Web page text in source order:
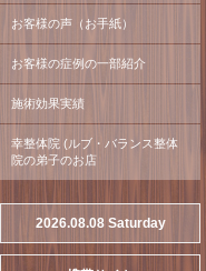
お客様の声（お手紙）
お客様の症例の一部紹介
施術効果実績
幸整体院 (ルブ・バランス整体
院の弟子のお店
2026.08.08 Saturday